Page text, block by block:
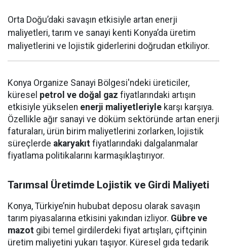
Orta Doğu’daki savaşın etkisiyle artan enerji
maliyetleri, tarım ve sanayi kenti Konya’da üretim
maliyetlerini ve lojistik giderlerini doğrudan etkiliyor.
Konya Organize Sanayi Bölgesi'ndeki üreticiler,
küresel petrol ve doğal gaz fiyatlarındaki artışın
etkisiyle yükselen enerji maliyetleriyle karşı karşıya.
Özellikle ağır sanayi ve döküm sektöründe artan enerji
faturaları, ürün birim maliyetlerini zorlarken, lojistik
süreçlerde akaryakıt fiyatlarındaki dalgalanmalar
fiyatlama politikalarını karmaşıklaştırıyor.
Tarımsal Üretimde Lojistik ve Girdi Maliyeti
Konya, Türkiye’nin hububat deposu olarak savaşın
tarım piyasalarına etkisini yakından izliyor. Gübre ve
mazot gibi temel girdilerdeki fiyat artışları, çiftçinin
üretim maliyetini yukarı taşıyor. Küresel gıda tedarik